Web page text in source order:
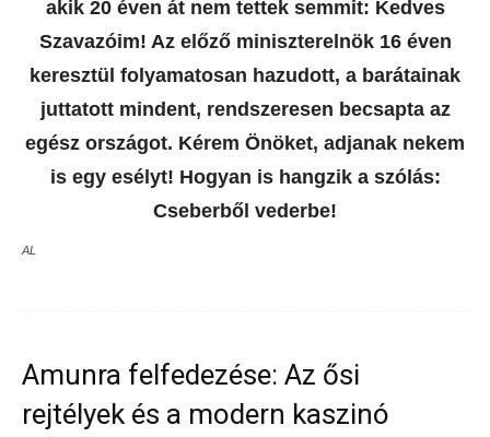
akik 20 éven át nem tettek semmit: Kedves
Szavazóim! Az előző miniszterelnök 16 éven
keresztül folyamatosan hazudott, a barátainak
juttatott mindent, rendszeresen becsapta az
egész országot. Kérem Önöket, adjanak nekem
is egy esélyt! Hogyan is hangzik a szólás:
Cseberből vederbe!
AL
Amunra felfedezése: Az ősi
rejtélyek és a modern kaszinó